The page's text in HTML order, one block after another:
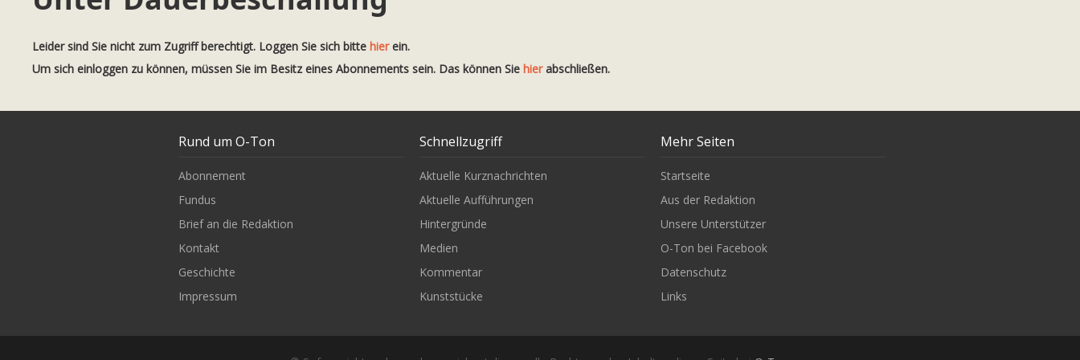
Leider sind Sie nicht zum Zugriff berechtigt. Loggen Sie sich bitte hierein.
Um sich einloggen zu können, müssen Sie im Besitz eines Abonnements sein. Das können Sie hierabschließen.
Rund um O-Ton
Abonnement
Fundus
Brief an die Redaktion
Kontakt
Geschichte
Impressum
Schnellzugriff
Aktuelle Kurznachrichten
Aktuelle Aufführungen
Hintergründe
Medien
Kommentar
Kunststücke
Mehr Seiten
Startseite
Aus der Redaktion
Unsere Unterstützer
O-Ton bei Facebook
Datenschutz
Links